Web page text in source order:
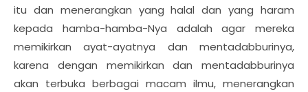
itu dan menerangkan yang halal dan yang haram
kepada hamba-hamba-Nya adalah agar mereka
memikirkan ayat-ayatnya dan mentadabburinya,
karena dengan memikirkan dan mentadabburinya
akan terbuka berbagai macam ilmu, menerangkan